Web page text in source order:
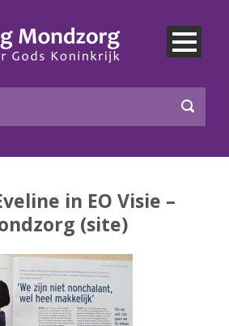
in EO Visie –
(site)